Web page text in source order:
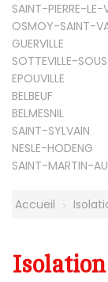
SAINT-PIERRE-LE-
OSMOY-SAINT-
GUERVILLE
SOTTEVILLE-
EPOUVILLE
BELBEUF
BELMESNIL
SAINT-SYLVAIN
NESLE-HODENG
SAINT-MARTIN-
Accueil
Isolation